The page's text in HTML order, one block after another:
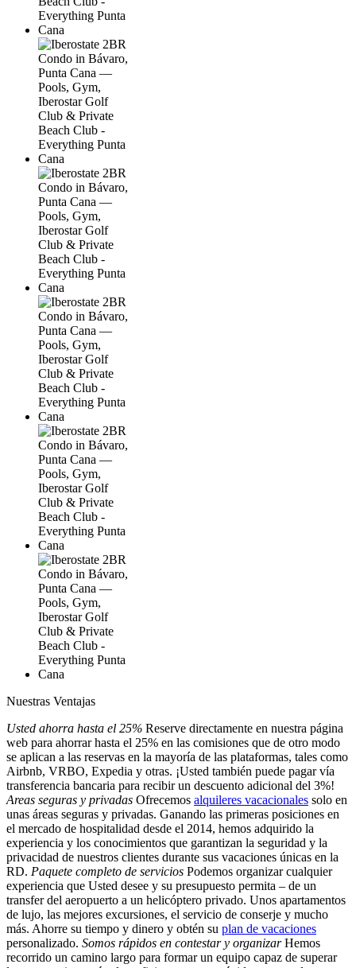
Nuestras Ventajas
Usted ahorra hasta el 25% Reserve directamente en nuestra página
web para ahorrar hasta el 25% en las comisiones que de otro modo
se aplican a las reservas en la mayoría de las plataformas, tales como
Airbnb, VRBO, Expedia y otras. ¡Usted también puede pagar vía
transferencia bancaria para recibir un descuento adicional del 3%!
Areas seguras y privadas Ofrecemos alquileres vacacionales solo en
unas áreas seguras y privadas. Ganando las primeras posiciones en
el mercado de hospitalidad desde el 2014, hemos adquirido la
experiencia y los conocimientos que garantizan la seguridad y la
privacidad de nuestros clientes durante sus vacaciones únicas en la
RD. Paquete completo de servicios Podemos organizar cualquier
experiencia que Usted desee y su presupuesto permita – de un
transfer del aeropuerto a un helicóptero privado. Unos apartamentos
de lujo, las mejores excursiones, el servicio de conserje y mucho
más. Ahorre su tiempo y dinero y obtén su plan de vacaciones
personalizado. Somos rápidos en contestar y organizarHemos
recorrido un camino largo para formar un equipo capaz de superar